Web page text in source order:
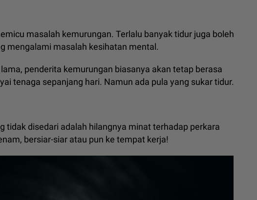
masalah kemurungan. Terlalu banyak tidur juga boleh
mengalami masalah kesihatan mental.
penderita kemurungan biasanya akan tetap berasa
tenaga sepanjang hari. Namun ada pula yang sukar tidur.
tidak disedari adalah hilangnya minat terhadap perkara
bersiar-siar atau pun ke tempat kerja!